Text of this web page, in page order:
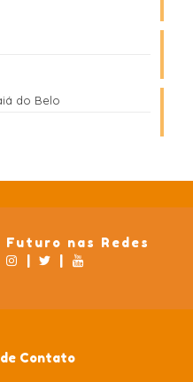
do Belo
nas Redes
| |
Contato